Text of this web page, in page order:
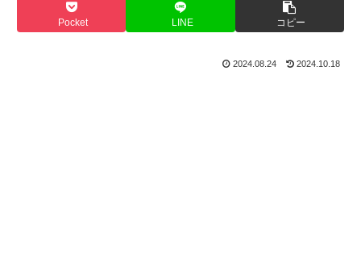
Pocket LINE コピー
2024.08.24 2024.10.18